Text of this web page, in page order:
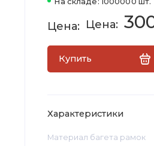
Купить
Характеристики
Материал багета рамок